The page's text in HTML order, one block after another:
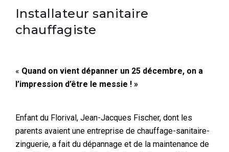
Installateur sanitaire
chauffagiste
« Quand on vient dépanner un 25 décembre, on a
l’impression d’être le messie ! »
Enfant du Florival, Jean-Jacques Fischer, dont les
parents avaient une entreprise de chauffage-sanitaire-
zinguerie, a fait du dépannage et de la maintenance de